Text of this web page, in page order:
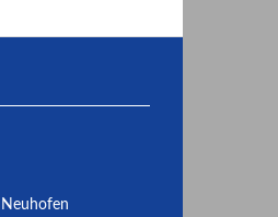
Neuhofen